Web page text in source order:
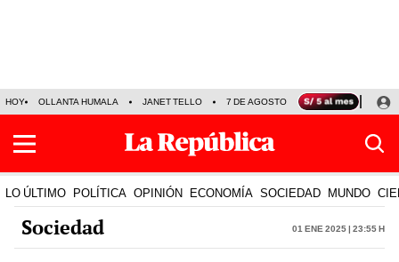
HOY OLLANTA HUMALA JANET TELLO 7 DE AGOSTO TINKA RESULTADOS
LO ÚLTIMO POLÍTICA OPINIÓN ECONOMÍA SOCIEDAD MUNDO
Sociedad 01 Ene 2025 | 23:55 h